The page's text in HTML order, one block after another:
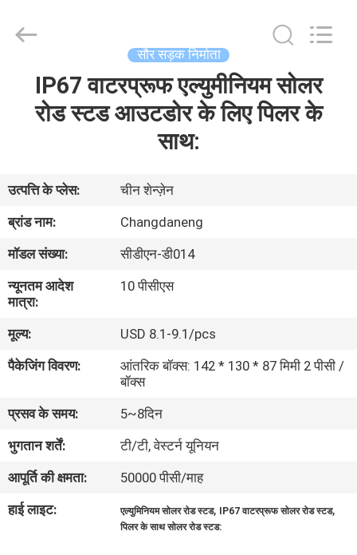
हमारे
बारे
में
कारखाना
भ्रमण
गुणवत्ता
नियंत्रण
संपर्क
करें
सौर सड़क निर्माता
IP67 वाटरप्रूफ एल्युमीनियम सोलर
रोड स्टड आउटडोर के लिए पिलर के
साथ:
उत्पत्ति के प्लेस:
चीन शेन्ज़ेन
ब्रांड नाम:
Changdaneng
मॉडल संख्या:
सीडीएन-डी014
न्यूनतम आदेश
मात्रा:
10 पीसीएस
मूल्य:
USD 8.1-9.1/pcs
पैकेजिंग विवरण:
आंतरिक बॉक्स: 142 * 130 * 87 मिमी 2 पीसी /
बॉक्स
प्रसव के समय:
5~8दिन
भुगतान शर्तें:
टी/टी, वेस्टर्न यूनियन
आपूर्ति की क्षमता:
50000 पीसी/माह
हाई लाइट:
एल्युमिनियम सोलर रोड स्टड, IP67 वाटरप्रूफ सोलर रोड स्टड,
पिलर के साथ सोलर रोड स्टड: